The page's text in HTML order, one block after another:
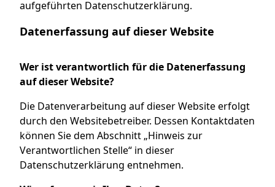
aufgeführten Datenschutzerklärung.
Datenerfassung auf dieser Website
Wer ist verantwortlich für die Datenerfassung
auf dieser Website?
Die Datenverarbeitung auf dieser Website erfolgt
durch den Websitebetreiber. Dessen Kontaktdaten
können Sie dem Abschnitt „Hinweis zur
Verantwortlichen Stelle“ in dieser
Datenschutzerklärung entnehmen.